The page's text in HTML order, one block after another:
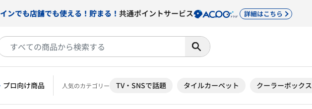
ンでも店舗でも使える！貯まる！ 共通ポイントサービス 詳細はこちら
プロ向け商品 人気のカテゴリー TV・SNSで話題 タイルカーペット クーラーボックス